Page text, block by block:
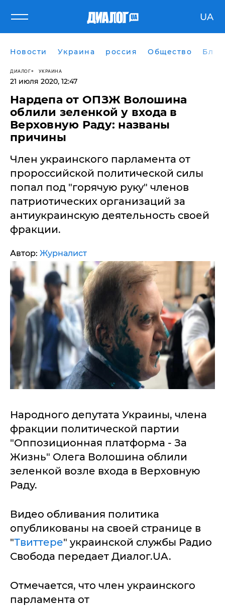
UA
Новости Украина россия Общество
ДИАЛОГ УКРАИНА
21 июля 2020, 12:47
Нардепа от ОПЗЖ Волошина
облили зеленкой у входа в
Верховную Раду: названы
причины
Член украинского парламента от
пророссийской политической силы
попал под "горячую руку" членов
патриотических организаций за
антиукраинскую деятельность своей
фракции.
Автор: Журналист
Народного депутата Украины, члена
фракции политической партии
"Оппозиционная платформа - За
Жизнь" Олега Волошина облили
зеленкой возле входа в Верховную
Раду.
Видео обливания политика
опубликованы на своей странице в
"Твиттере" украинской службы Радио
Свобода передает Диалог.UA.
Отмечается, что член украинского
парламента от